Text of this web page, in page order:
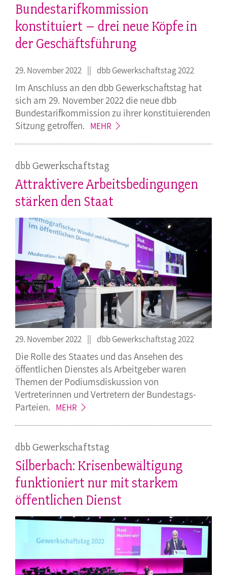
Bundestarifkommission
konstituiert – drei neue Köpfe in
der Geschäftsführung
29. November 2022 dbb Gewerkschaftstag 2022
Im Anschluss an den dbb Gewerkschaftstag hat
sich am 29. November 2022 die neue dbb
Bundestarifkommission zu ihrer konstituierenden
Sitzung getroffen. MEHR
dbb Gewerkschaftstag
Attraktivere Arbeitsbedingungen
stärken den Staat
29. November 2022 dbb Gewerkschaftstag 2022
Die Rolle des Staates und das Ansehen des
öffentlichen Dienstes als Arbeitgeber waren
Themen der Podiumsdiskussion von
Vertreterinnen und Vertretern derBundestags-
Parteien. MEHR
dbb Gewerkschaftstag
Silberbach: Krisenbewältigung
funktioniert nur mit starkem
öffentlichen Dienst